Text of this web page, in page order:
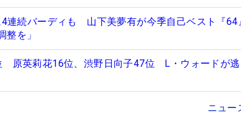
4連続バーディも 山下美夢有が今季自己ベスト『
を」
原英莉花16位、渋野日向子47位 L・ウォードが
ニュー